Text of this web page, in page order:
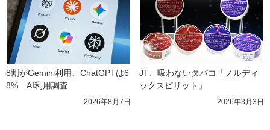
8割がGemini利用、ChatGPTは6
8%　AI利用調査
2026年8月7日
JT、吸わないタバコ「ノルディ
ックスピリット」
2026年3月3日